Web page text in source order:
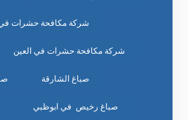
شركة مكافحة حشرات
شركة مكافحة حشرات في العين
صباغ الشارقة
صباغ رخيص في ابوظبي